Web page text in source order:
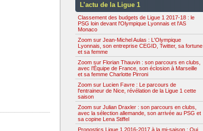
L’actu de la Ligue 1
Classement des budgets de Ligue 1 2017-18 : le
PSG loin devant l'Olympique Lyonnais et l'AS
Monaco
Zoom sur Jean-Michel Aulas : L'Olympique
Lyonnais, son entreprise CEGID, Twitter, sa fortune
et sa femme
Zoom sur Florian Thauvin : son parcours en clubs,
avec l’Équipe de France, son éclosion à Marseille
et sa femme Charlotte Pirroni
Zoom sur Lucien Favre : Le parcours de
l'entraineur de Nice, révélation de la Ligue 1 cette
saison
Zoom sur Julian Draxler : son parcours en clubs,
avec la sélection allemande, son arrivée au PSG et
sa copine Lena Stiffel
Pronostics Ligue 1 2016-2017 à la mi-saison : Qui